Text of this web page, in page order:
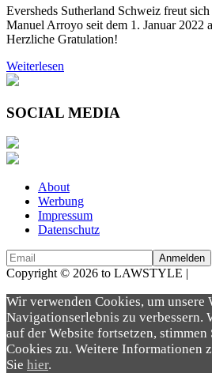
Eversheds Sutherland Schweiz freut
Manuel Arroyo seit dem 1. Januar 2022
Herzliche Gratulation!
Weiterlesen
SOCIAL MEDIA
About
Werbung
Impressum
Datenschutz
Copyright © 2026 to LAWSTYLE |
Wir verwenden Cookies, um unsere
Navigationserlebnis zu verbessern.
auf der Website fortsetzen, stimmen
Cookies zu. Weitere Informationen
Sie hier.